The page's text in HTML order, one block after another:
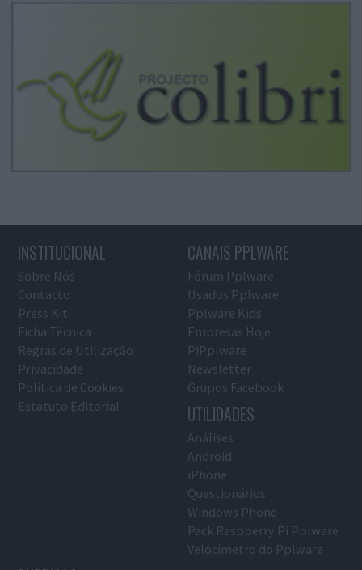
INSTITUCIONAL
Sobre Nós
Contacto
Press Kit
Ficha Técnica
Regras de Utilização
Privacidade
Política de Cookies
Estatuto Editorial
CANAIS PPLWARE
Fórum Pplware
Usados Pplware
Pplware Kids
Empresas Hoje
PiPplware
Newsletter
Grupos Facebook
UTILIDADES
Análises
Android
iPhone
Questionários
Windows Phone
Pack Raspberry Pi Pplware
Velocímetro do Pplware